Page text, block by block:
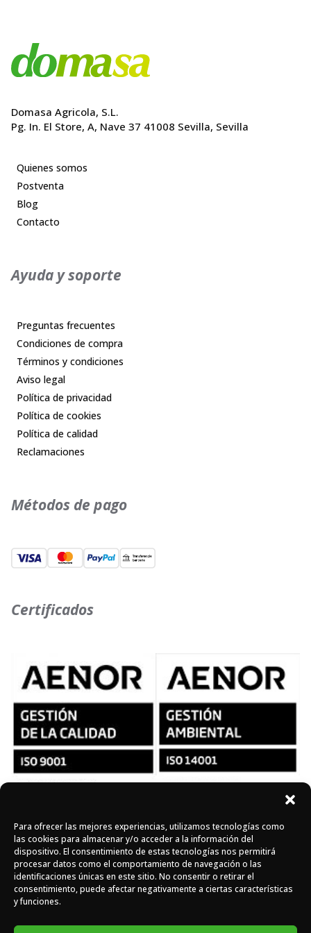
Para ofrecer las mejores experiencias, utilizamos tecnologías como
las cookies para almacenar y/o acceder a la información del
dispositivo. El consentimiento de estas tecnologías nos permitirá
procesar datos como el comportamiento de navegación o las
identificaciones únicas en este sitio. No consentir o retirar el
consentimiento, puede afectar negativamente a ciertas características
y funciones.
Domasa Agricola, S.L.
Pg. In. El Store, A, Nave 37 41008 Sevilla, Sevilla
Quienes somos
Postventa
Blog
Contacto
Ayuda y soporte
Preguntas frecuentes
Condiciones de compra
Términos y condiciones
Aviso legal
Política de privacidad
Política de cookies
Política de calidad
Reclamaciones
Métodos de pago
Certificados
Síguenos en redes
Instagram
Facebook
X